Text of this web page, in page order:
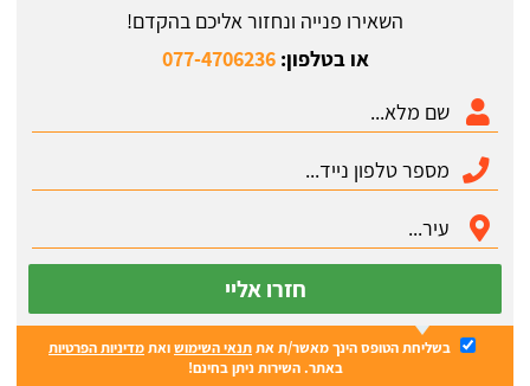
השאירו פנייה ונחזור אליכם בהקדם!
או בטלפון:077-4706236
חזרו אליי
בשליחת הטופס הינך מאשר/ת אתתנאי השימושואתמדיניות הפרטיות
באתר. השירות ניתן בחינם!